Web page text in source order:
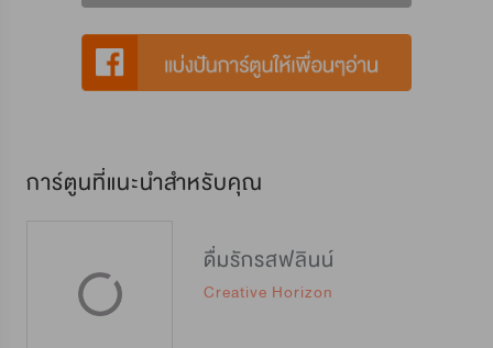
การ์ตูนที่แนะนำสำหรับคุณ
ดื่มรักรสฟลินน์
Creative Horizon